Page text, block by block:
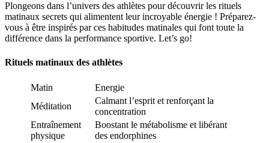
Plongeons dans l’univers des athlètes pour découvrir les rituels
matinaux secrets qui alimentent leur incroyable énergie ! Préparez-
vous à être inspirés par ces habitudes matinales qui font toute la
différence dans la performance sportive. Let’s go!
Rituels matinaux des athlètes
Matin
Energie
Méditation
Calmant l’esprit et renforçant la
concentration
Entraînement
physique
Boostant le métabolisme et libérant
des endorphines